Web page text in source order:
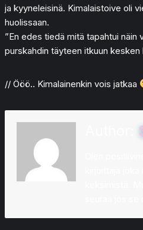
ja kyyneleisinä. Kimalaistoive oli
huolissaan.
”En edes tiedä mitä tapahtui näin
purskahdin täyteen itkuun kesken
// Ööö.. Kimalainenkin vois jatkaa